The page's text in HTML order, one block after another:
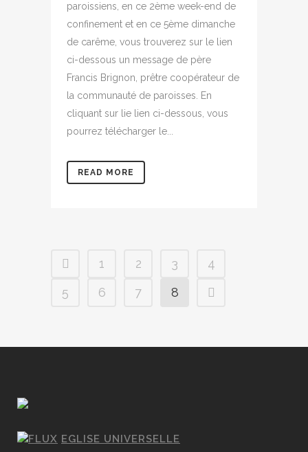
paroissiens, en ce 2ème week-end de
confinement et en ce 5ème dimanche
de carême, vous trouverez sur le lien
ci-dessous un message de père
Francis Brignon, prêtre coopérateur de
la communauté de paroisses. En
cliquant sur lie lien ci-dessous, vous
pourrez télécharger le...
READ MORE
1 2 3
4
5
6 7 8
EGLISE UNIVERSELLE